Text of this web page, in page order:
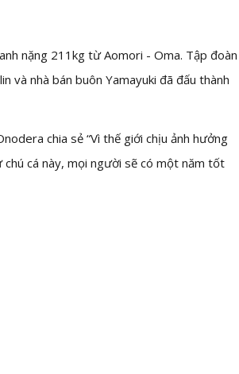
nặng 211kg từ Aomori - Oma. Tập đoàn
và nhà bán buôn Yamayuki đã đấu thành
chia sẻ “Vì thế giới chịu ảnh hưởng
cá này, mọi người sẽ có một năm tốt